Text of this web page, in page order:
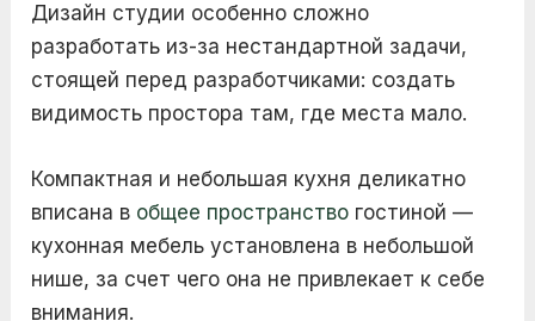
Дизайн студии особенно сложно
разработать из-за нестандартной задачи,
стоящей перед разработчиками: создать
видимость простора там, где места мало.
Компактная и небольшая кухня деликатно
вписана в общее пространство гостиной —
кухонная мебель установлена в небольшой
нише, за счет чего она не привлекает к себе
внимания.